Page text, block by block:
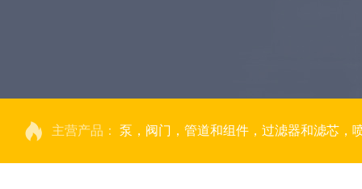
主营产品： 泵，阀门，管道和组件，过滤器和滤芯，